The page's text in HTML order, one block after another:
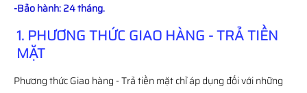
-Bảo hành: 24 tháng.
1. PHƯƠNG THỨC GIAO HÀNG - TRẢ TIỀN
MẶT
Phương thức Giao hàng - Trả tiền mặt chỉ áp dụng đối với những